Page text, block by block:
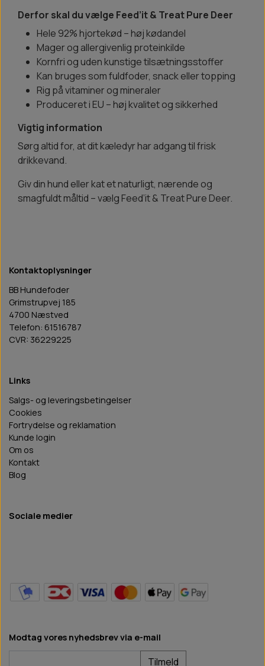
Derfor skal du vælge Feed’it & Treat Pure Deer
Hele 92% hjortekød – høj kødandel
Mager og allergivenlig proteinkilde
Kornfri og uden kunstige tilsætningsstoffer
Kan bruges som fuldfoder, snack eller topping
Rig på vitaminer og mineraler
Produceret i EU – høj kvalitet og sikkerhed
Vigtig information
Sørg altid for, at dit kæledyr har adgang til frisk
drikkevand.
Giv din hund eller kat et naturligt, nærende og
smagfuldt måltid – vælg Feed’it & Treat Pure Deer.
Kontaktoplysninger
BB Hundefoder
Grimstrupvej 185
4700 Næstved
Telefon: 61516787
CVR: 36229225
Links
Salgs- og leveringsbetingelser
Cookies
Fortrydelse og reklamation
Kunde login
Om os
Kontakt
Blog
Sociale medier
Modtag vores nyhedsbrev via e-mail
Tilmeld